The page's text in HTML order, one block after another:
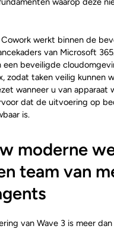
werkt binnen de
van Microsoft
een beveiligde
zodat taken veilig kunnen
wanneer u van apparaat
dat de uitvoering op
is.
moderne
team van
van Wave 3 is meer